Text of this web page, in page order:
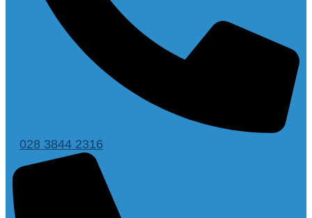
028 3844 2316